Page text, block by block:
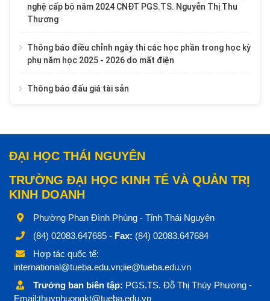
nghệ cấp bộ năm 2024 CNĐT PGS.TS. Nguyễn Thị Thu
Thương
Thông báo điều chỉnh ngày thi các học phần trong học kỳ
phụ năm học 2025 - 2026 do mất điện
Thông báo đấu giá tài sản
ĐẠI HỌC THÁI NGUYÊN
TRƯỜNG ĐẠI HỌC KINH TẾ VÀ QUẢN TRỊ
KINH DOANH
Phường Phan Đình Phùng - Tỉnh Thái Nguyên
(84) 02083.647685 - Fax: (84) 02083.647684
Hợp tác quốc tế:
international@tueba.edu.vn;iie@tueba.edu.vn
Trưởng ban biên tập: PGS.TS. Đỗ Thị Thúy Phương -
Email:thuyphuongkt@tueba.edu.vn